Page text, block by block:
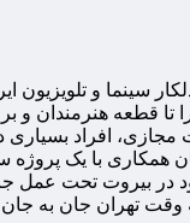
تا قطعه هنرمندان
افراد
همکاری با یک
در بیروت تحت